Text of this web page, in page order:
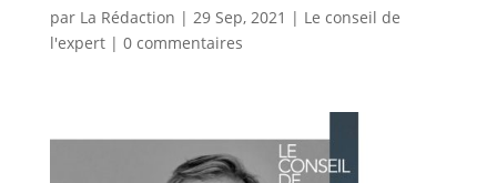
par La Rédaction | 29 Sep, 2021 | Le conseil de
l'expert| 0 commentaires